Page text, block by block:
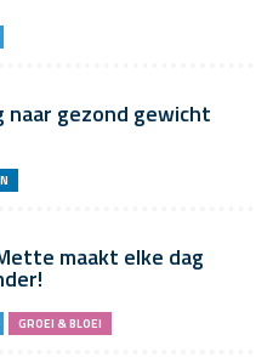
naar gezond gewicht
maakt elke dag
GROEI & BLOEI